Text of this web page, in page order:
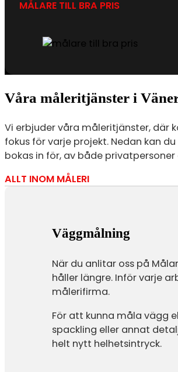
MÅLARE TILL BRA PRIS
Våra måleritjänster i
Vi erbjuder våra måleritjänster, där
fokus för varje projekt. Nedan kan
bokas in för, av både
ALLT INOM MÅLERI
Väggmålning
När du anlitar oss på
håller längre. Inför varje
målerifirma.
För att kunna måla vägg
spackling eller annat
helt nytt helhetsintryck.